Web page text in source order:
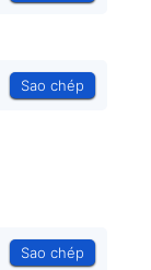
Sao chép
Sao chép